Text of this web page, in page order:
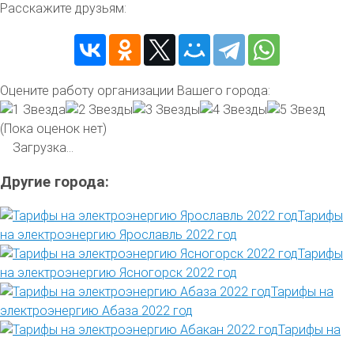
Расскажите друзьям:
Оцените работу организации Вашего города:
(Пока оценок нет)
Загрузка...
Другие города:
Тарифы
на электроэнергию Ярославль 2022 год
Тарифы
на электроэнергию Ясногорск 2022 год
Тарифы на
электроэнергию Абаза 2022 год
Тарифы на